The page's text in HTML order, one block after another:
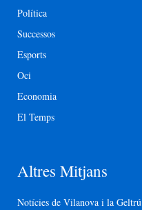
Política
Successos
Esports
Oci
Economia
El Temps
Altres Mitjans
Notícies de Vilanova i la Geltrú